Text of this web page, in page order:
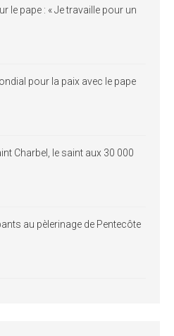
le pape : « Je travaille pour un
pour la paix avec le pape
Charbel, le saint aux 30 000
au pèlerinage de Pentecôte